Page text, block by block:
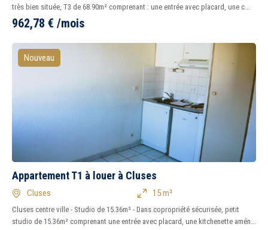
très bien située, T3 de 68.90m² comprenant : une entrée avec placard, une c...
962,78 € /mois
Nouveau
Appartement T1 à louer à Cluses
Cluses 15 m²
Cluses centre ville - Studio de 15.36m² - Dans copropriété sécurisée, petit
studio de 15.36m² comprenant une entrée avec placard, une kitchenette amén...